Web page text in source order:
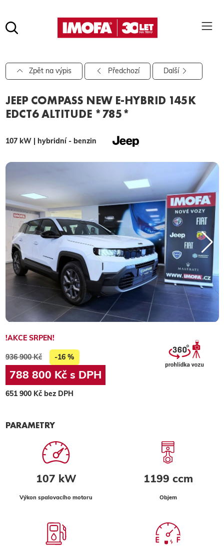
hledat
Pro vyhledávání zadejte alespoň 3 znaky.
Zpět na výpis Předchozí Další
JEEP COMPASS NEW E-HYBRID 145K
EDCT6 ALTITUDE *785*
107 kW | hybridní - benzin
!AKCE SRPEN!
936 900 Kč -16 %
788 800 Kč s DPH
651 900 Kč bez DPH
PARAMETRY
107 kW
Výkon spalovacího motoru
1199 ccm
Objem